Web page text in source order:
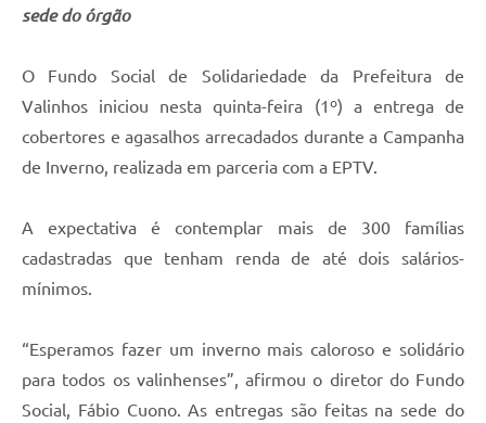
Serviços Online
Telefones Úteis
A Prefeitura
Agenda
SIC
sede do órgão
O Fundo Social de Solidariedade da Prefeitura de
Valinhos iniciou nesta quinta-feira (1º) a entrega de
cobertores e agasalhos arrecadados durante a Campanha
de Inverno, realizada em parceria com a EPTV.
A expectativa é contemplar mais de 300 famílias
cadastradas que tenham renda de até dois salários-
mínimos.
“Esperamos fazer um inverno mais caloroso e solidário
para todos os valinhenses”, afirmou o diretor do Fundo
Social, Fábio Cuono. As entregas são feitas na sede do